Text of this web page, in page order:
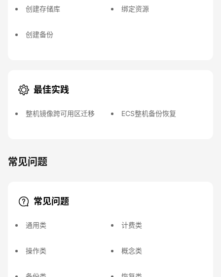
创建存储库 绑定资源
创建备份
最佳实践
整机镜像跨可用区迁移 ECS整机备份恢复
常见问题
常见问题
通用类 计费类
操作类 概念类